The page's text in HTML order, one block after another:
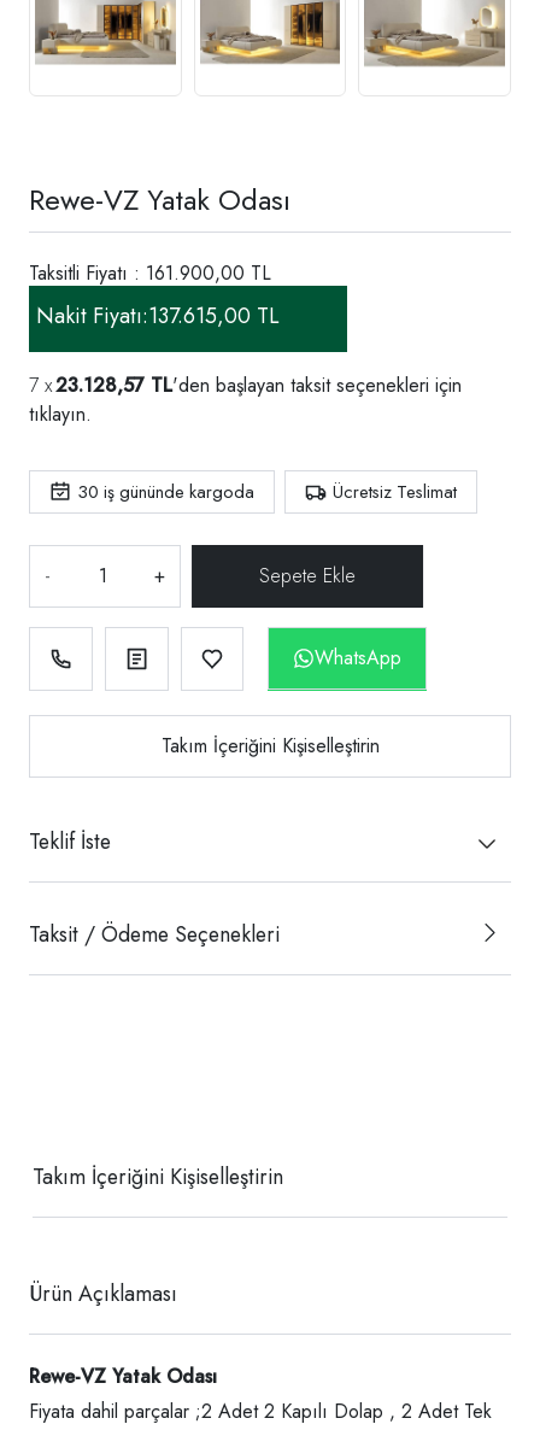
Rewe-VZ Yatak Odası
Taksitli Fiyatı : 161.900,00 TL
Nakit Fiyatı:137.615,00 TL
23.128,57 TL'den başlayan taksit seçenekleri için
tıklayın.
30 iş gününde kargoda Ücretsiz Teslimat
- +
WhatsApp
Takım İçeriğini Kişiselleştirin
Teklif İste
Taksit / Ödeme Seçenekleri
Takım İçeriğini Kişiselleştirin
Ürün Açıklaması
Rewe-VZ Yatak Odası
Fiyata dahil parçalar ;2 Adet 2 Kapılı Dolap , 2 Adet Tek